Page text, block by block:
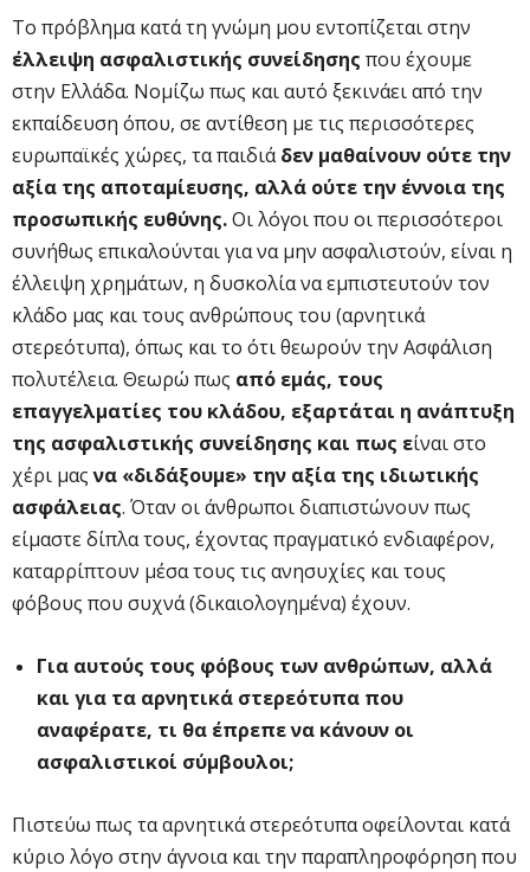
Το πρόβλημα κατά τη γνώμη μου εντοπίζεται στην
έλλειψη ασφαλιστικής συνείδησης που έχουμε
στην Ελλάδα. Νομίζω πως και αυτό ξεκινάει από την
εκπαίδευση όπου, σε αντίθεση με τις περισσότερες
ευρωπαϊκές χώρες, τα παιδιάδεν μαθαίνουν ούτε την
αξία της αποταμίευσης, αλλά ούτε την έννοια της
προσωπικής ευθύνης.Οι λόγοι που οι περισσότεροι
συνήθως επικαλούνται για να μην ασφαλιστούν, είναι η
έλλειψη χρημάτων, η δυσκολία να εμπιστευτούν τον
κλάδο μας και τους ανθρώπους του (αρνητικά
στερεότυπα), όπως και το ότι θεωρούν την Ασφάλιση
πολυτέλεια. Θεωρώ πως από εμάς, τους
επαγγελματίες του κλάδου, εξαρτάται η ανάπτυξη
της ασφαλιστικής συνείδησης και πως είναι στο
χέρι μαςνα «διδάξουμε» την αξία της ιδιωτικής
ασφάλειας. Όταν οι άνθρωποι διαπιστώνουν πως
είμαστε δίπλα τους, έχοντας πραγματικό ενδιαφέρον,
καταρρίπτουν μέσα τους τις ανησυχίες και τους
φόβους που συχνά (δικαιολογημένα) έχουν.
Για αυτούς τους φόβους των ανθρώπων, αλλά
και για τα αρνητικά στερεότυπα που
αναφέρατε, τι θα έπρεπε να κάνουν οι
ασφαλιστικοί σύμβουλοι;
Πιστεύω πως τα αρνητικά στερεότυπα οφείλονται κατά
κύριο λόγο στην άγνοια και την παραπληροφόρηση που